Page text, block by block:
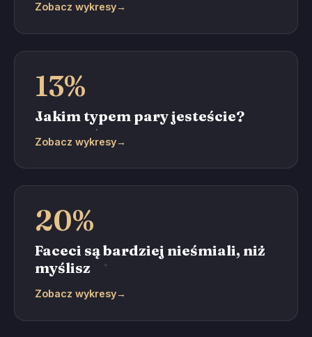
Zobacz wykresy→
13%
Jakim typem pary jesteście?
Zobacz wykresy→
20%
Faceci są bardziej nieśmiali, niż
myślisz
Zobacz wykresy→